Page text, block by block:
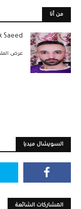
من أنا
Saeed
عرض
السويشال ميديا
المشاركات الشائعة